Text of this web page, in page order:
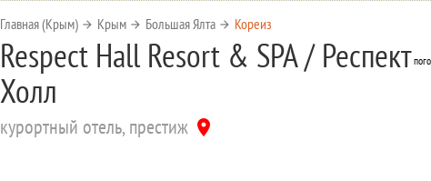
Главная (Крым) arrow_forward Крым arrow_forward Большая Ялта arrow_forward Кореиз
Respect Hall Resort & SPA / Респект
Холл
курортный отель, престиж location_on